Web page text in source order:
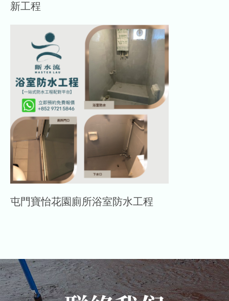
新工程
屯門寶怡花園廁所浴室防水工程